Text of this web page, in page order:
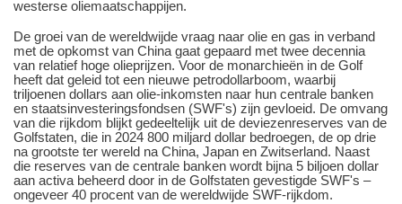
westerse oliemaatschappijen.
De groei van de wereldwijde vraag naar olie en gas in verband
met de opkomst van China gaat gepaard met twee decennia
van relatief hoge olieprijzen. Voor de monarchieën in de Golf
heeft dat geleid tot een nieuwe petrodollarboom, waarbij
triljoenen dollars aan olie-inkomsten naar hun centrale banken
en staatsinvesteringsfondsen (SWF's) zijn gevloeid. De omvang
van die rijkdom blijkt gedeeltelijk uit de deviezenreserves van de
Golfstaten, die in 2024 800 miljard dollar bedroegen, de op drie
na grootste ter wereld na China, Japan en Zwitserland. Naast
die reserves van de centrale banken wordt bijna 5 biljoen dollar
aan activa beheerd door in de Golfstaten gevestigde SWF's –
ongeveer 40 procent van de wereldwijde SWF-rijkdom.